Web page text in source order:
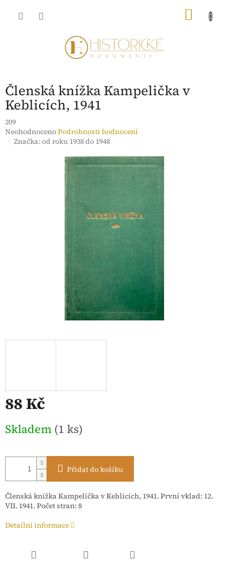
Členská knížka Kampelička v
Keblicích, 1941
209
Průměrné
hodnocení
NeohodnocenoPodrobnosti hodnocení
Značka:od roku 1938 do 1948
88 Kč
cena:
Skladem (1 ks)
Přidat do košíku
Členská knížka Kampelička v Keblicích, 1941. První vklad: 12.
VII. 1941. Počet stran: 8
Detailní informace